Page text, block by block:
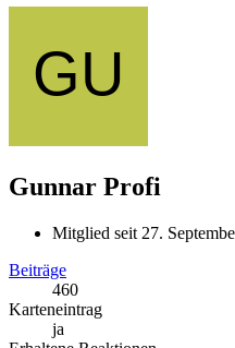
Gunnar Profi
Mitglied seit 27.
Beiträge
460
Karteneintrag
ja